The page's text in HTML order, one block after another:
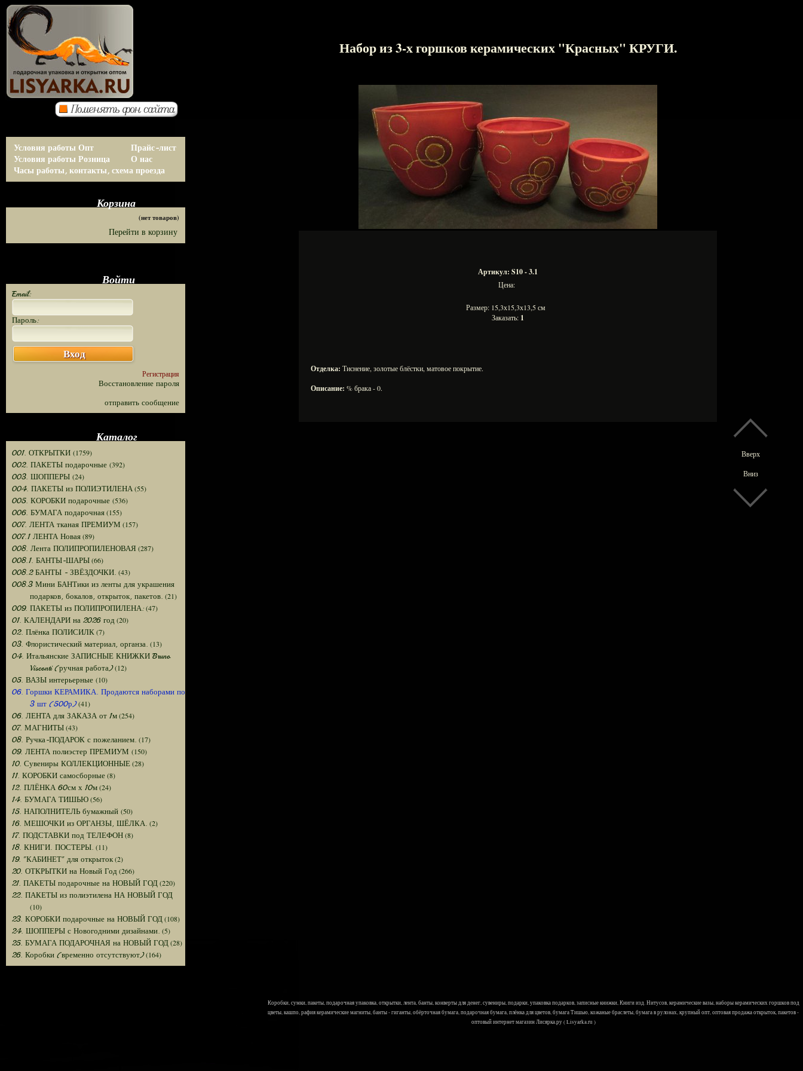
Вверх
Вниз
Условия работы Опт
Условия работы Розница
Прайс-лист
О нас
Часы работы, контакты, схема проезда
Корзина
(нет товаров)
Перейти в корзину
Войти
Email:
Пароль:
Вход
Регистрация
Восстановление пароля
отправить сообщение
Каталог
001. ОТКРЫТКИ (1759)
002. ПАКЕТЫ подарочные (392)
003. ШОППЕРЫ (24)
004. ПАКЕТЫ из ПОЛИЭТИЛЕНА(55)
005. КОРОБКИ подарочные (536)
006. БУМАГА подарочная(155)
007. ЛЕНТА тканая ПРЕМИУМ (157)
007.1 ЛЕНТА Новая(89)
008. Лента ПОЛИПРОПИЛЕНОВАЯ (287)
008.1. БАНТЫ-ШАРЫ(66)
008.2 БАНТЫ - ЗВЁЗДОЧКИ. (43)
008.3 Мини БАНТики из ленты для украшения
подарков, бокалов, открыток, пакетов. (21)
009. ПАКЕТЫ из ПОЛИПРОПИЛЕНА:(47)
01. КАЛЕНДАРИ на 2026 год (20)
02. Плёнка ПОЛИСИЛК(7)
03. Флористический материал, органза. (13)
04. Итальянские ЗАПИСНЫЕ КНИЖКИ Bruno
Visconti (ручная работа)(12)
05. ВАЗЫ интерьерные (10)
06. Горшки КЕРАМИКА. Продаются наборами по
3 шт (500р)(41)
06. ЛЕНТА для ЗАКАЗА от 1м(254)
07. МАГНИТЫ(43)
08. Ручка-ПОДАРОК с пожеланием. (17)
09. ЛЕНТА полиэстер ПРЕМИУМ (150)
10. Сувениры КОЛЛЕКЦИОННЫЕ(28)
11. КОРОБКИ самосборные(8)
12. ПЛЁНКА 60см х 10м(24)
14. БУМАГА ТИШЬЮ(56)
15. НАПОЛНИТЕЛЬ бумажный (50)
16. МЕШОЧКИ из ОРГАНЗЫ, ШЁЛКА. (2)
17. ПОДСТАВКИ под ТЕЛЕФОН(8)
18. КНИГИ. ПОСТЕРЫ. (11)
19. "КАБИНЕТ" для открыток(2)
20. ОТКРЫТКИ на Новый Год (266)
21. ПАКЕТЫ подарочные на НОВЫЙ ГОД(220)
22. ПАКЕТЫ из полиэтилена НА НОВЫЙ ГОД
(10)
23. КОРОБКИ подарочные на НОВЫЙ ГОД(108)
24. ШОППЕРЫ с Новогодними дизайнами. (5)
25. БУМАГА ПОДАРОЧНАЯ на НОВЫЙ ГОД(28)
26. Коробки (временно отсутствуют)(164)
Набор из 3-х горшков керамических "Красных" КРУГИ.
Артикул: S10 - 3.1
Цена:
Размер: 15,3х15,3х13,5 см
Заказать: 1
Отделка: Тиснение, золотые блёстки, матовое покрытие.
Описание: % брака - 0.
Коробки, сумки, пакеты, подарочная упаковка, открытки, лента, банты, конверты для денег, сувениры, подарки, упаковка подарков, записные книжки, Книги изд. Нитусов, керамические вазы, наборы керамических горшков под
цветы, кашпо, рафия керамические магниты, банты - гиганты, обёрточная бумага, подарочная бумага, плёнка для цветов, бумага Тишью, кожаные браслеты, бумага в рулонах, крупный опт, оптовая продажа открыток, пакетов -
оптовый интернет магазин Лисярка.ру ( Lisyarka.ru )